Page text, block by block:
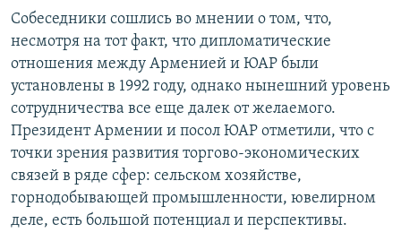
Собеседники сошлись во мнении о том, что,
несмотря на тот факт, что дипломатические
отношения между Арменией и ЮАР были
установлены в 1992 году, однако нынешний уровень
сотрудничества все еще далек от желаемого.
Президент Армении и посол ЮАР отметили, что с
точки зрения развития торгово-экономических
связей в ряде сфер: сельском хозяйстве,
горнодобывающей промышленности, ювелирном
деле, есть большой потенциал и перспективы.